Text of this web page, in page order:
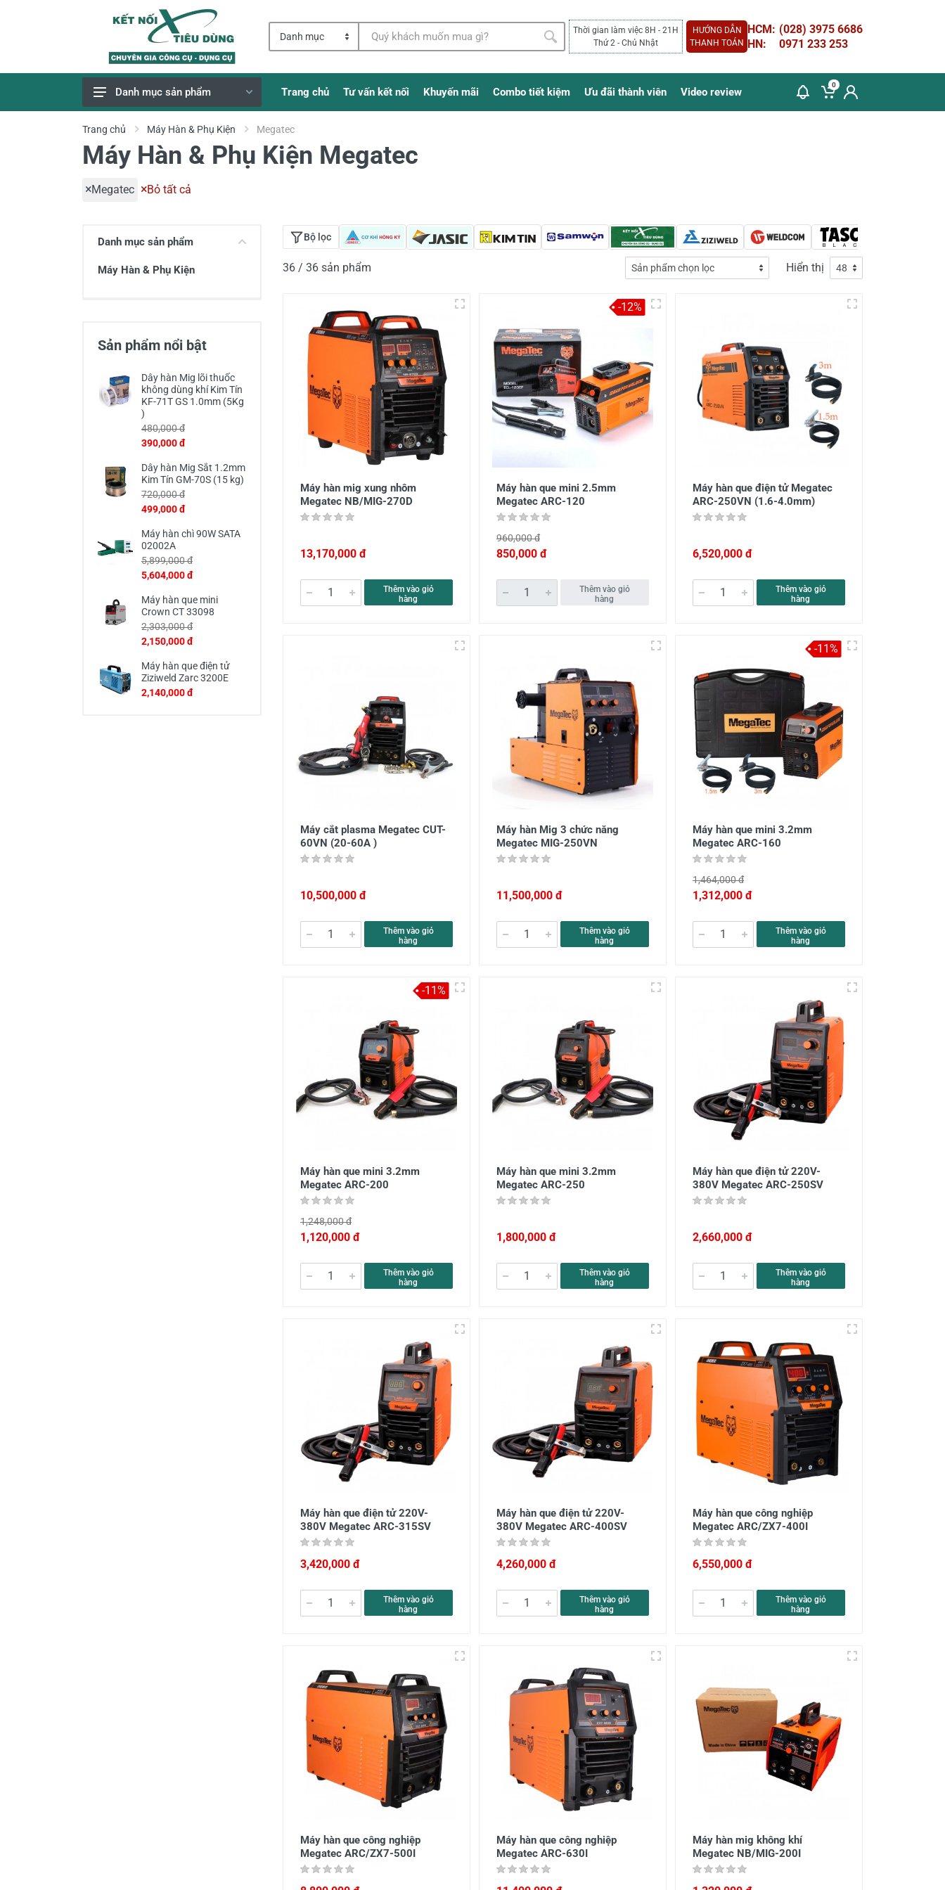
Thời gian làm việc 8H - 21H
Thứ 2 - Chủ Nhật
HƯỚNG DẪN
THANH TOÁN
HCM: (028) 3975 6686
HN:
0971 233 253
Giao Hàng Miễn Phí
Công Cụ, Dụng Cụ
Thang nhôm
Phụ Tùng, Linh Kiện
Thước Đo Laser
Đồ Bảo Hộ Lao Động
Danh mục sản phẩm Trang chủ Tư vấn kết nối Khuyến mãi Combo tiết kiệm Ưu đãi thành viên Video review
0
Trang chủ Máy Hàn & Phụ Kiện Megatec
Máy Hàn & Phụ Kiện Megatec
Megatec Bỏ tất cả
Danh mục sản phẩm
Máy Hàn & Phụ Kiện
Sản phẩm nổi bật
Dây hàn Mig lõi thuốc
không dùng khí Kim Tín
KF-71T GS 1.0mm (5Kg
)
480,000 đ
390,000 đ
Dây hàn Mig Sắt 1.2mm
Kim Tín GM-70S (15 kg)
720,000 đ
499,000 đ
Máy hàn chì 90W SATA
02002A
5,899,000 đ
5,604,000 đ
Máy hàn que mini
Crown CT 33098
2,303,000 đ
2,150,000 đ
Máy hàn que điện tử
Ziziweld Zarc 3200E
2,140,000 đ
Bộ lọc
36 / 36 sản phẩm Hiển thị
Máy hàn mig xung nhôm
Megatec NB/MIG-270D
13,170,000 đ
Thêm vào giỏ
hàng
Máy hàn que mini 2.5mm
Megatec ARC-120
960,000 đ
850,000 đ
Thêm vào giỏ
hàng
-12%
Máy hàn que điện tử Megatec
ARC-250VN (1.6-4.0mm)
6,520,000 đ
Thêm vào giỏ
hàng
Máy cắt plasma Megatec CUT-
60VN (20-60A )
10,500,000 đ
Thêm vào giỏ
hàng
Máy hàn Mig 3 chức năng
Megatec MIG-250VN
11,500,000 đ
Thêm vào giỏ
hàng
Máy hàn que mini 3.2mm
Megatec ARC-160
1,464,000 đ
1,312,000 đ
Thêm vào giỏ
hàng
-11%
Máy hàn que mini 3.2mm
Megatec ARC-200
1,248,000 đ
1,120,000 đ
Thêm vào giỏ
hàng
-11%
Máy hàn que mini 3.2mm
Megatec ARC-250
1,800,000 đ
Thêm vào giỏ
hàng
Máy hàn que điện tử 220V-
380V Megatec ARC-250SV
2,660,000 đ
Thêm vào giỏ
hàng
Máy hàn que điện tử 220V-
380V Megatec ARC-315SV
3,420,000 đ
Thêm vào giỏ
hàng
Máy hàn que điện tử 220V-
380V Megatec ARC-400SV
4,260,000 đ
Thêm vào giỏ
hàng
Máy hàn que công nghiệp
Megatec ARC/ZX7-400I
6,550,000 đ
Thêm vào giỏ
hàng
Máy hàn que công nghiệp
Megatec ARC/ZX7-500I
Máy hàn que công nghiệp
Megatec ARC-630I
Máy hàn mig không khí
Megatec NB/MIG-200I